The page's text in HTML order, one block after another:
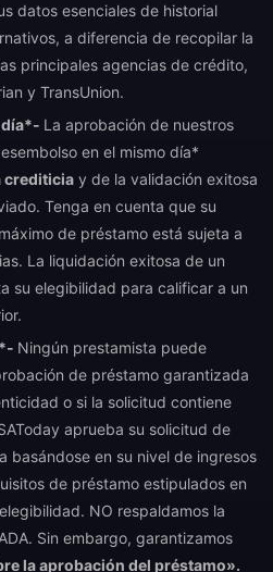
datos esenciales de historial
a diferencia de recopilar la
principales agencias de crédito,
y TransUnion.
día*- La aprobación de nuestros
en el mismo día*
crediticia y de la validación exitosa
Tenga en cuenta que su
de préstamo está sujeta a
La liquidación exitosa de un
su elegibilidad para calificar a un
Ningún prestamista puede
de préstamo garantizada
o si la solicitud contiene
aprueba su solicitud de
basándose en su nivel de ingresos
de préstamo estipulados en
NO respaldamos la
Sin embargo, garantizamos
la aprobación del préstamo».